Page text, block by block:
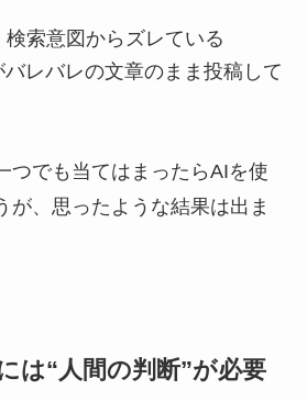
検索意図からズレている
レバレの文章のまま投稿して
つでも当てはまったらAIを使
が、思ったような結果は出ま
は“人間の判断”が必要